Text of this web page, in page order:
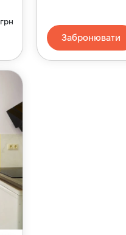
грн
Забронювати